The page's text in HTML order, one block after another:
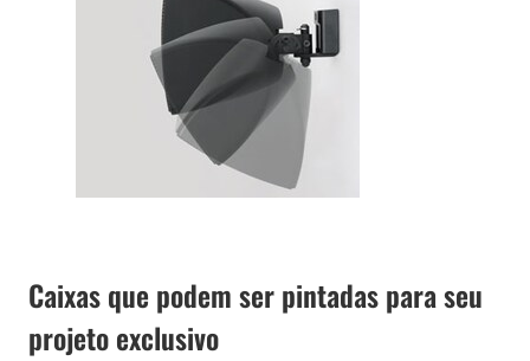
Caixas que podem ser pintadas para seu
projeto exclusivo